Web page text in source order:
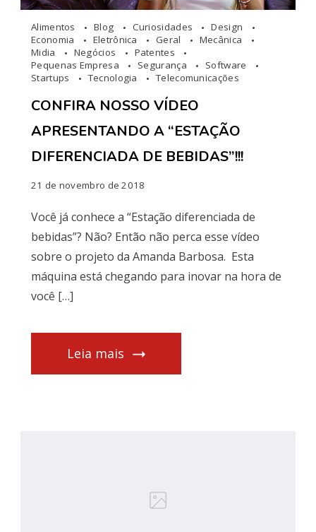
Alimentos Blog Curiosidades
Design
Economia
Eletrônica Geral
Mecânica
Midia
Negócios
Patentes
Pequenas Empresa
Segurança
Software
Startups
Tecnologia Telecomunicações
CONFIRA NOSSO VÍDEO
APRESENTANDO A “ESTAÇÃO
DIFERENCIADA DE BEBIDAS”!!!
21 de novembro de 2018
Você já conhece a “Estação diferenciada de
bebidas”? Não? Então não perca esse vídeo
sobre o projeto da Amanda Barbosa. Esta
máquina está chegando para inovar na hora de
você […]
Leia mais